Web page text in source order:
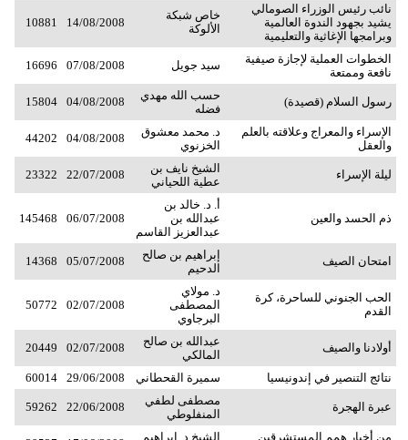
نائب رئيس الوزراء الصومالي
يشيد بجهود الندوة العالمية
وبرامجها الإغاثية والتعليمية
خاص شبكة
الألوكة
14/08/2008
10881
الخطوات العملية لإجازة صيفية
نافعة وممتعة
سيد جويل 07/08/2008
16696
رسول السلام (قصيدة)
حسب الله مهدي
فضله
04/08/2008
15804
الإسراء والمعراج وعلاقته بالعلم
والعقل
د. محمد معشوق
الخزنوي
04/08/2008
44202
ليلة الإسراء
الشيخ نايف بن
عطية اللحياني
22/07/2008
23322
ذم الحسد والعين
أ. د. خالد بن
عبدالله بن
عبدالعزيز القاسم
06/07/2008
145468
امتحان الصيف
إبراهيم بن صالح
الدحيم
05/07/2008
14368
الحب الجنوني للساحرة، كرة
القدم
د. مولاي
المصطفى
البرجاوي
02/07/2008
50772
أولادنا والصيف
عبدالله بن صالح
المالكي
02/07/2008
20449
نتائج التنصير في إندونيسيا سميرة القحطاني 29/06/2008
60014
عبرة الهجرة
مصطفى لطفي
المنفلوطي
22/06/2008
59262
من أخبار همم المستشرقين الشيخ د. إبراهيم